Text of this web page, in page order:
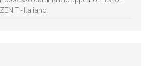
ZENIT - Italiano.